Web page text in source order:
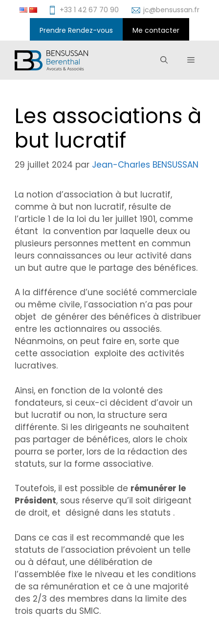
+33 1 42 67 70 90 jc@bensussan.fr
Prendre Rendez-vous Me contacter
Menu
Les associations à
but lucratif
29 juillet 2024 par Jean-Charles BENSUSSAN
La notion d’association à but lucratif,
comme à but non lucratif, résulte de
l’article 1 de la loi du 1er juillet 1901, comme
étant la convention par laquelle deux ou
plusieurs personnes mettent en commun
leurs connaissances ou leur activité dans
un but autre que le partage des bénéfices.
A la différence d’une société commerciale
ou même civile, l’association n’a pas pour
objet de générer des bénéfices à distribuer
entre les actionnaires ou associés.
Néanmoins, on peut faire en, sorte que
cette association exploite des activités
lucratives.
Ainsi, en fonction de la volonté des
fondateurs, si ceux-ci décident d’avoir un
but lucratif ou non, la structure sera
différente. Si les dirigeants ne souhaitent
pas partager de bénéfices, alors le choix
pourra se porter, lors de la rédaction des
statuts, sur la forme associative.
Toutefois, il est possible de rémunérer le
Président, sous réserve qu’il soit dirigeant
de droit, et désigné dans les statuts .
Dans ce cas il est recommandé que les
statuts de l’association prévoient un telle
ou à défaut, une délibération de
l’assemblée fixe le niveau et les conditions
de sa rémunération et ce à une majorité
des 2/3 des membres dans la limite des
trois quarts du SMIC.